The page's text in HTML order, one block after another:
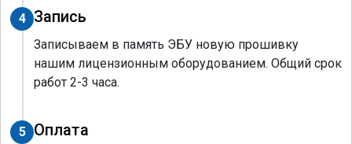
4 Запись
Записываем в память ЭБУ новую прошивку
нашим лицензионным оборудованием. Общий срок
работ 2-3 часа.
5 Оплата